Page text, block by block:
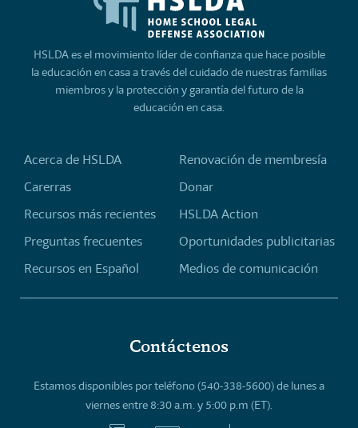
HSLDA es el movimiento líder de confianza que hace posible
la educación en casa a través del cuidado de nuestras familias
miembros y la protección y garantía del futuro de la
educación en casa.
Acerca de HSLDA
Carerras
Recursos más recientes
Preguntas frecuentes
Recursos en Español
Renovación de membresía
Donar
HSLDA Action
Oportunidades publicitarias
Medios de comunicación
Contáctenos
Estamos disponibles por teléfono (540-338-5600) de lunes a
viernes entre 8:30 a.m. y 5:00 p.m (ET).